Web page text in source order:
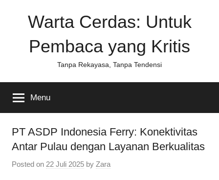
Warta Cerdas: Untuk
Pembaca yang Kritis
Tanpa Rekayasa, Tanpa Tendensi
Menu
PT ASDP Indonesia Ferry: Konektivitas
Antar Pulau dengan Layanan Berkualitas
Posted on 22 Juli 2025 by Zara